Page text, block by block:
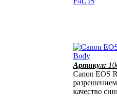
Артикул:
Canon EOS
качество